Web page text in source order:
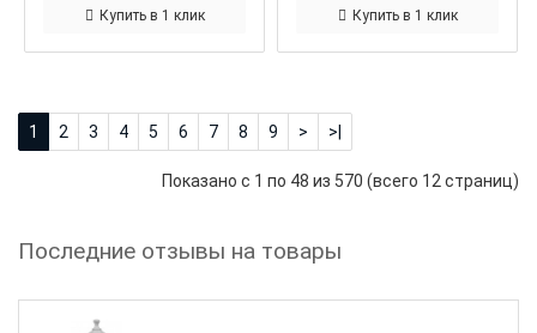
Купить в 1 клик Купить в 1 клик
1 2 3 4 5 6 7 8 9 > >|
Показано с 1 по 48 из 570 (всего 12 страниц)
Последние отзывы на товары